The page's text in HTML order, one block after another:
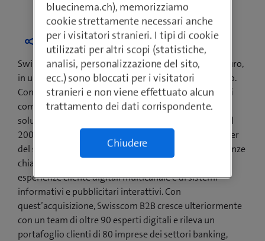
Swisscom vuole essere la numero 1 a plasmare il futuro,
in un mondo sempre più digitalizzato e interconnesso.
Con l’acquisizione di JLS Digital AG, la divisione clienti
commerciali (B2B) amplia ulteriormente l’offerta di
soluzioni in ambito customer experience. Fondata nel
2001, negli anni JLS si è affermata come agenzia leader
del settore digital signage, mobile e web. Le competenze
chiave di JLS sono concezione, sviluppo e gestione di
esperienze cliente digitali multicanale e di sistemi
informativi e pubblicitari interattivi. Con
quest’acquisizione, Swisscom B2B cresce ulteriormente
con un team di oltre 90 esperti digitali e rileva un
portafoglio clienti di 80 imprese dei settori banking,
bluecinema.ch), memorizziamo
cookie strettamente necessari anche
per i visitatori stranieri. I tipi di cookie
utilizzati per altri scopi (statistiche,
analisi, personalizzazione del sito,
ecc.) sono bloccati per i visitatori
stranieri e non viene effettuato alcun
trattamento dei dati corrispondente.
Chiudere